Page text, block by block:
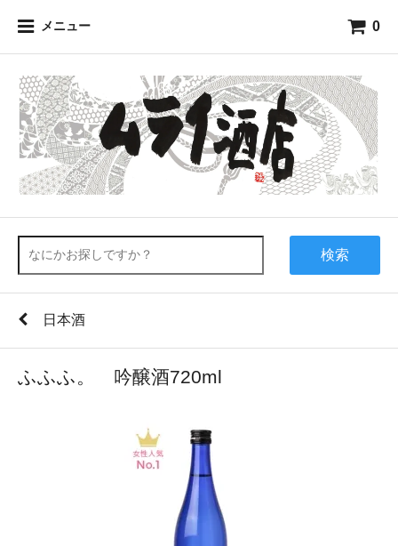
メニュー 0
検索
日本酒
ふふふ。 吟醸酒720ml